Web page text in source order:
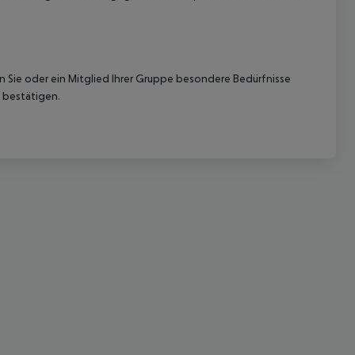
oder ein Mitglied Ihrer Gruppe besondere Bedürfnisse
bestätigen.